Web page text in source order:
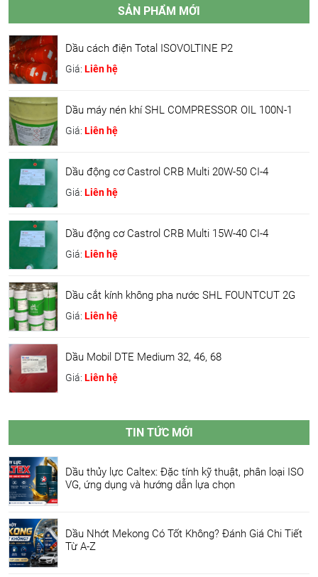
SẢN PHẨM MỚI
Dầu cách điện Total ISOVOLTINE P2
Giá: Liên hệ
Dầu máy nén khí SHL COMPRESSOR OIL 100N-1
Giá: Liên hệ
Dầu động cơ Castrol CRB Multi 20W-50 CI-4
Giá: Liên hệ
Dầu động cơ Castrol CRB Multi 15W-40 CI-4
Giá: Liên hệ
Dầu cắt kính không pha nước SHL FOUNTCUT 2G
Giá: Liên hệ
Dầu Mobil DTE Medium 32, 46, 68
Giá: Liên hệ
TIN TỨC MỚI
Dầu thủy lực Caltex: Đặc tính kỹ thuật, phân loại ISO
VG, ứng dụng và hướng dẫn lựa chọn
Dầu Nhớt Mekong Có Tốt Không? Đánh Giá Chi Tiết
Từ A-Z